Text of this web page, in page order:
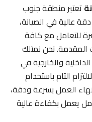
منطقة جنوب
عالية في الصيانة،
مع كافة
نحن نمتلك
والخارجية في
التام باستخدام
العمل بسرعة ودقة،
بكفاءة عالية